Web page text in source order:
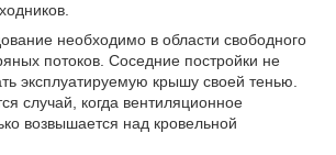
необходимо в области свободного
потоков. Соседние постройки не
эксплуатируемую крышу своей тенью.
случай, когда вентиляционное
возвышается над кровельной